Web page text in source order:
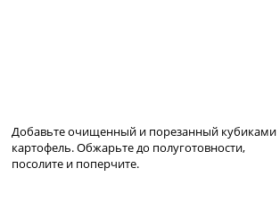
Добавьте очищенный и порезанный кубиками
картофель. Обжарьте до полуготовности,
посолите и поперчите.